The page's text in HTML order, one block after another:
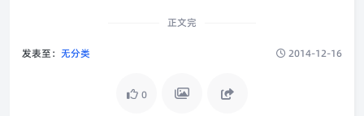
正文完
发表至： 无分类 2014-12-16
0